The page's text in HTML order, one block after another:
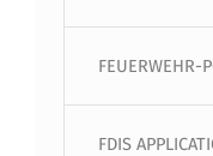
FEUERWEHR-
FDIS